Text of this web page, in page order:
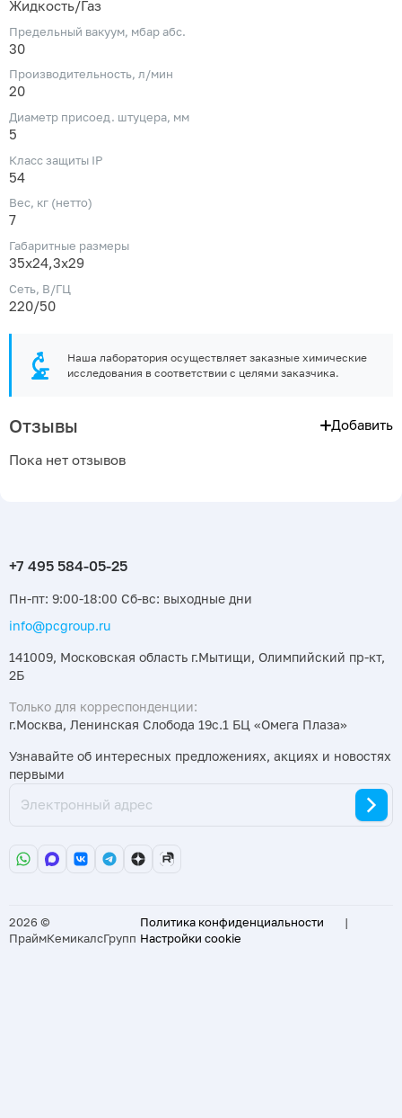
Жидкость/Газ
Предельный вакуум, мбар абс.
30
Производительность, л/мин
20
Диаметр присоед. штуцера, мм
5
Класс защиты IP
54
Вес, кг (нетто)
7
Габаритные размеры
35x24,3x29
Сеть, В/ГЦ
220/50
Наша лаборатория осуществляет заказные химические
исследования в соответствии с целями заказчика.
Отзывы Добавить
Пока нет отзывов
Пн-пт: 9:00-18:00 Сб-вс: выходные дни
info@pcgroup.ru
141009, Московская область г.Мытищи, Олимпийский пр-кт,
2Б
Только для корреспонденции:
г.Москва, Ленинская Слобода 19с.1 БЦ «Омега Плаза»
Узнавайте об интересных предложениях, акциях и новостях
первыми
2026 ©
ПраймКемикалсГрупп
Политика конфиденциальности
|
Настройки cookie